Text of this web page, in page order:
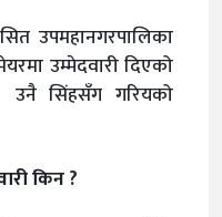
उपमहानगरपालिका
उम्मेदवारी दिएको
सिंहसँग गरियको
किन ?